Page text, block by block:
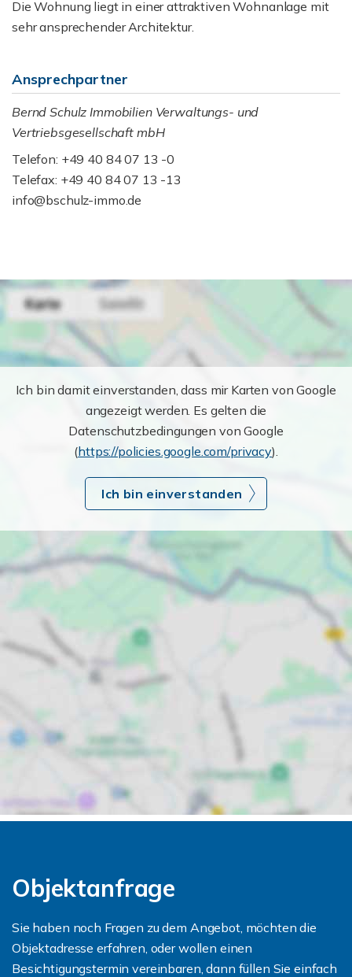
Die Wohnung liegt in einer attraktiven Wohnanlage mit
sehr ansprechender Architektur.
Ansprechpartner
Bernd Schulz Immobilien Verwaltungs- und
Vertriebsgesellschaft mbH
Telefon: +49 40 84 07 13 -0
Telefax: +49 40 84 07 13 -13
info@bschulz-immo.de
Ich bin damit einverstanden, dass mir Karten von Google
angezeigt werden. Es gelten die
Datenschutzbedingungen von Google
(https://policies.google.com/privacy).
Ich bin einverstanden
Objektanfrage
Sie haben noch Fragen zu dem Angebot, möchten die
Objektadresse erfahren, oder wollen einen
Besichtigungstermin vereinbaren, dann füllen Sie einfach